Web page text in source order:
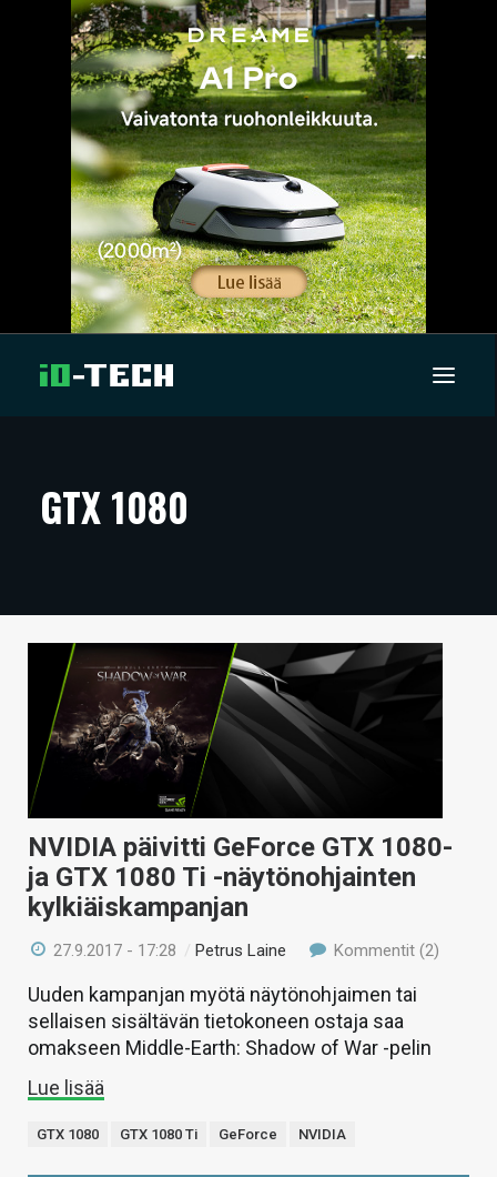
ARTIKKELIT
TECHBBS
TIETOA
HINTA.FI
KAUPPA
VAIHDA TEEMA
HAKU
GTX 1080
NVIDIA päivitti GeForce GTX 1080-
ja GTX 1080 Ti -näytönohjainten
kylkiäiskampanjan
27.9.2017 - 17:28 /Petrus Laine Kommentit (2)
Uuden kampanjan myötä näytönohjaimen tai
sellaisen sisältävän tietokoneen ostaja saa
omakseen Middle-Earth: Shadow of War -pelin
Lue lisää
GTX 1080 GTX 1080 Ti GeForce NVIDIA